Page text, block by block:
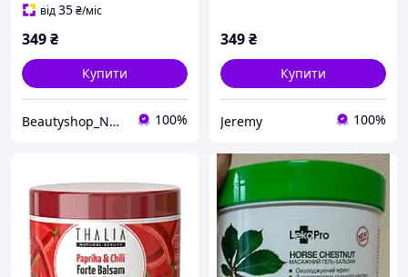
від35₴/міс
349₴
Купити
Beautyshop_Natali 100%
349₴
Купити
Jeremy 100%